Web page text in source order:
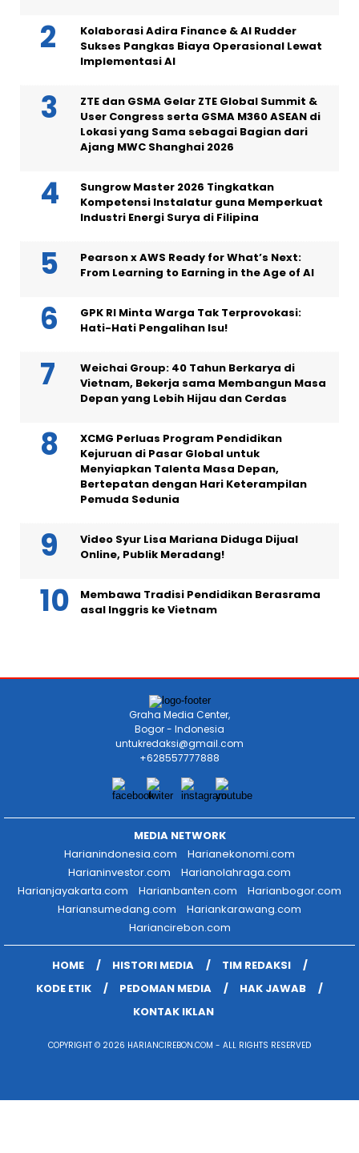
Kolaborasi Adira Finance & AI Rudder
Sukses Pangkas Biaya Operasional Lewat
Implementasi AI
ZTE dan GSMA Gelar ZTE Global Summit &
User Congress serta GSMA M360 ASEAN di
Lokasi yang Sama sebagai Bagian dari
Ajang MWC Shanghai 2026
Sungrow Master 2026 Tingkatkan
Kompetensi Instalatur guna Memperkuat
Industri Energi Surya di Filipina
Pearson x AWS Ready for What’s Next:
From Learning to Earning in the Age of AI
GPK RI Minta Warga Tak Terprovokasi:
Hati-Hati Pengalihan Isu!
Weichai Group: 40 Tahun Berkarya di
Vietnam, Bekerja sama Membangun Masa
Depan yang Lebih Hijau dan Cerdas
XCMG Perluas Program Pendidikan
Kejuruan di Pasar Global untuk
Menyiapkan Talenta Masa Depan,
Bertepatan dengan Hari Keterampilan
Pemuda Sedunia
Video Syur Lisa Mariana Diduga Dijual
Online, Publik Meradang!
Membawa Tradisi Pendidikan Berasrama
asal Inggris ke Vietnam
Graha Media Center,
Bogor - Indonesia
untukredaksi@gmail.com
+628557777888
MEDIA NETWORK
Harianindonesia.com
Harianekonomi.com
Harianinvestor.com
Harianolahraga.com
Harianjayakarta.com
Harianbanten.com
Harianbogor.com
Hariansumedang.com
Hariankarawang.com
Hariancirebon.com
HOME HISTORI MEDIA
TIM REDAKSI
KODE ETIK
PEDOMAN MEDIA
HAK JAWAB
KONTAK IKLAN
COPYRIGHT © 2026 HARIANCIREBON.COM - ALL RIGHTS RESERVED